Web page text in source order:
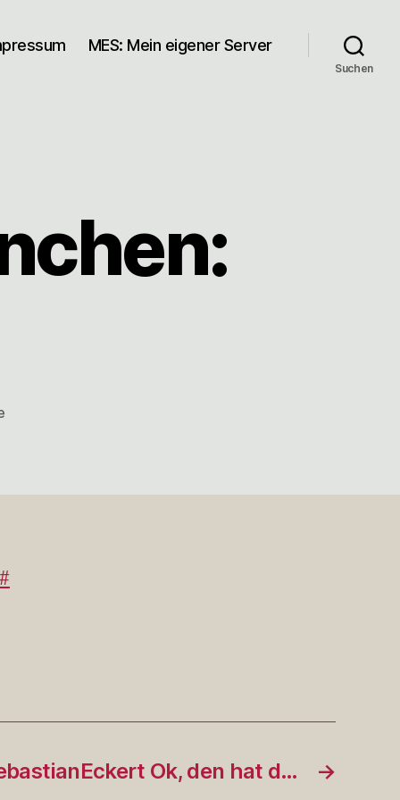
MES: Mein eigener Server
Suchen
zu
#
→
Ok, den hat d…